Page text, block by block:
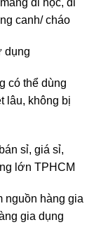
đi học, đi
canh/ cháo
dụng
có thể dùng
lâu, không bị
sỉ, giá sỉ,
lớn TPHCM
nguồn hàng gia
gia dụng